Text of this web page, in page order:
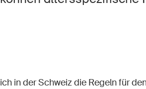
in der Schweiz die Regeln für